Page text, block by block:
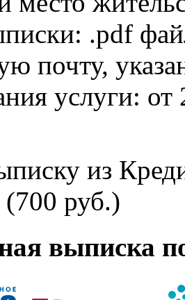
.pdf
почту,
услуги: от
из
(700 руб.)
выписка